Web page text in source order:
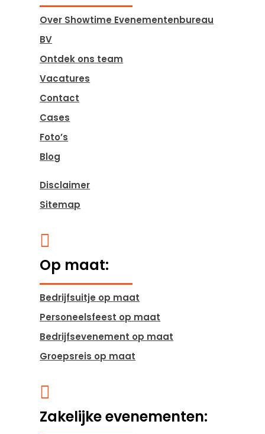
Over Showtime Evenementenbureau
BV
Ontdek ons team
Vacatures
Contact
Cases
Foto’s
Blog
Disclaimer
Sitemap

Op maat:
Bedrijfsuitje op maat
Personeelsfeest op maat
Bedrijfsevenement op maat
Groepsreis op maat

Zakelijke evenementen: